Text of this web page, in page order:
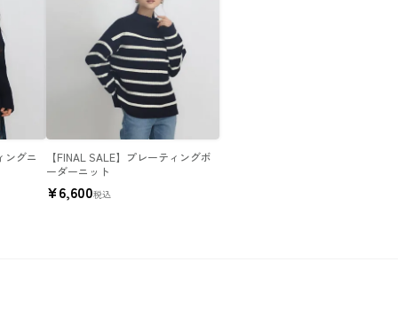
ングニ
【FINAL SALE】プレーティングボ
ーダーニット
¥6,600税込